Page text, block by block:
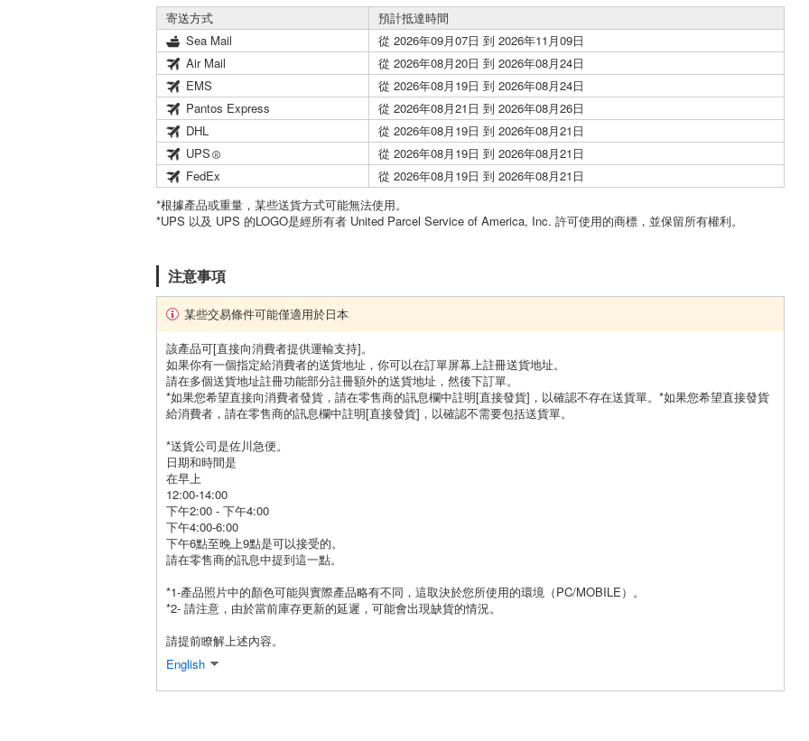
寄送方式
預計抵達時間
Sea Mail
從 2026年09月07日 到 2026年11月09日
Air Mail
從 2026年08月20日 到 2026年08月24日
EMS
從 2026年08月19日 到 2026年08月24日
Pantos Express
從 2026年08月21日 到 2026年08月26日
DHL
從 2026年08月19日 到 2026年08月21日
UPS
從 2026年08月19日 到 2026年08月21日
FedEx
從 2026年08月19日 到 2026年08月21日
*根據產品或重量，某些送貨方式可能無法使用。
*UPS 以及 UPS 的LOGO是經所有者 United Parcel Service of America, Inc. 許可使用的商標，並保留所有權利。
注意事項
某些交易條件可能僅適用於日本
該產品可[直接向消費者提供運輸支持]。
如果你有一個指定給消費者的送貨地址，你可以在訂單屏幕上註冊送貨地址。
請在多個送貨地址註冊功能部分註冊額外的送貨地址，然後下訂單。
*如果您希望直接向消費者發貨，請在零售商的訊息欄中註明[直接發貨]，以確認不存在送貨單。*如果您希望直接發貨
給消費者，請在零售商的訊息欄中註明[直接發貨]，以確認不需要包括送貨單。
*送貨公司是佐川急便。
日期和時間是
在早上
12:00-14:00
下午2:00 - 下午4:00
下午4:00-6:00
下午6點至晚上9點是可以接受的。
請在零售商的訊息中提到這一點。
*1-產品照片中的顏色可能與實際產品略有不同，這取決於您所使用的環境（PC/MOBILE）。
*2- 請注意，由於當前庫存更新的延遲，可能會出現缺貨的情況。
請提前瞭解上述內容。
English